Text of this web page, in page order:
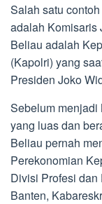
Salah satu
adalah Komisaris
Beliau adalah
(Kapolri) yang
Presiden Joko
Sebelum
yang luas dan
Beliau pernah
Perekonomian
Divisi Profesi
Banten,